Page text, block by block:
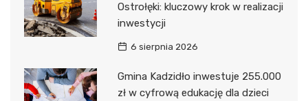
Ostrołęki: kluczowy krok w realizacji
inwestycji
6 sierpnia 2026
Gmina Kadzidło inwestuje 255.000
zł w cyfrową edukację dla dzieci